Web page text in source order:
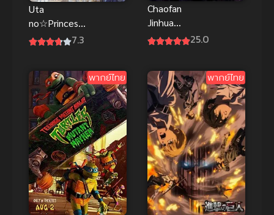
Uta
no☆Princesa
ma♪ Movie
ไทยดูฟรีจ้า
7.3
Chaofan
Jinhua
(Transcend
เหนือมนุษย์
ซับไทย
25.0
พากย์ไทย พากย์ไทย